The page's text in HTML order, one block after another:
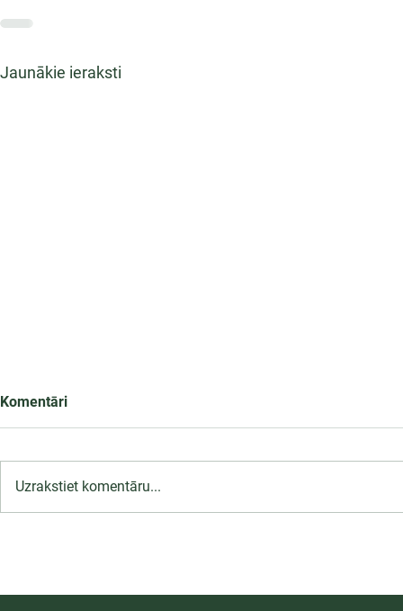
Jaunākie ieraksti
Komentāri
Uzrakstiet komentāru...